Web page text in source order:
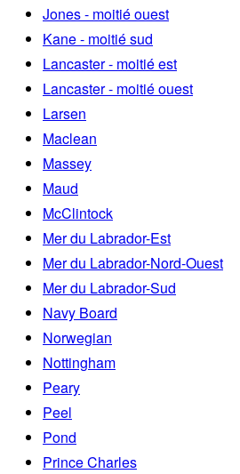
Jones - moitié ouest
Kane - moitié sud
Lancaster - moitié est
Lancaster - moitié ouest
Larsen
Maclean
Massey
Maud
McClintock
Mer du Labrador-Est
Mer du Labrador-Nord-Ouest
Mer du Labrador-Sud
Navy Board
Norwegian
Nottingham
Peary
Peel
Pond
Prince Charles